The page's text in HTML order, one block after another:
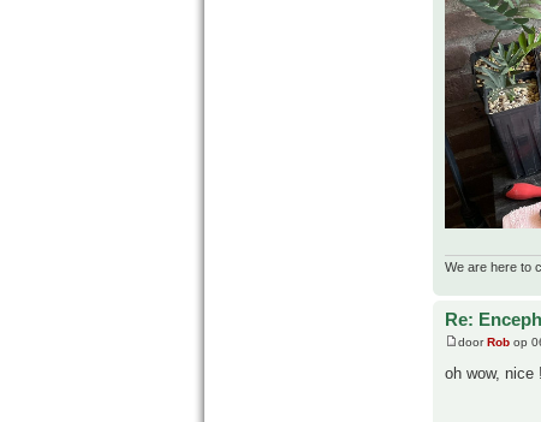
We are here to
Re:
doorRob op
oh wow, nice